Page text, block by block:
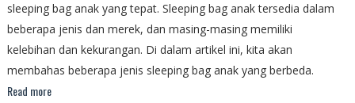
sleeping bag anak yang tepat. Sleeping bag anak tersedia dalam
beberapa jenis dan merek, dan masing-masing memiliki
kelebihan dan kekurangan. Di dalam artikel ini, kita akan
membahas beberapa jenis sleeping bag anak yang berbeda.
Read more